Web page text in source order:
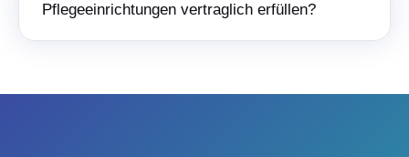
Pflegeeinrichtungen vertraglich erfüllen?